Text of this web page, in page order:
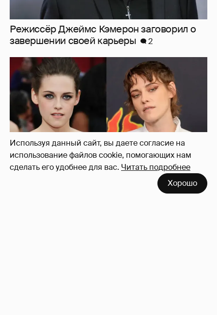
Используя данный сайт, вы даете согласие на
использование файлов cookie, помогающих нам
сделать его удобнее для вас. Читать подробнее
Хорошо
"Вызывает сочувствие". В сети обсуждают
трансформацию звезды "Сумерек"
Кристен Стюарт